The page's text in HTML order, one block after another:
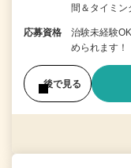
間＆タイミ
応募資格
治験未経験
められます！
後で見る